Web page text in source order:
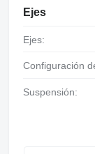
Ejes
Ejes:
Configuración
Suspensión: